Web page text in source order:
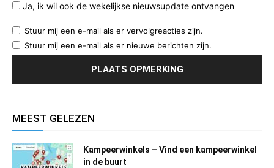
Ja, ik wil ook de wekelijkse nieuwsupdate ontvangen
Stuur mij een e-mail als er vervolgreacties zijn.
Stuur mij een e-mail als er nieuwe berichten zijn.
MEEST GELEZEN
Kampeerwinkels – Vind een kampeerwinkel
in de buurt